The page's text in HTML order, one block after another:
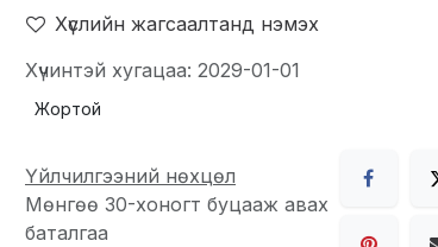
Хүслийн жагсаалтанд нэмэх
Хүчинтэй хугацаа: 2029-01-01
Жортой
Үйлчилгээний нөхцөл
Мөнгөө 30-хоногт буцааж авах
баталгаа